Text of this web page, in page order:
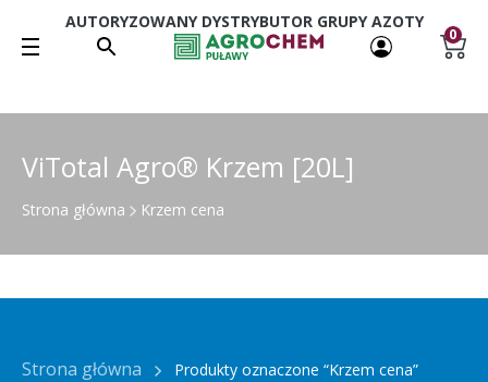
AUTORYZOWANY DYSTRYBUTOR GRUPY AZOTY
0
ViTotal Agro® Krzem [20L]
Strona główna Krzem cena
Strona główna Produkty oznaczone “Krzem cena”